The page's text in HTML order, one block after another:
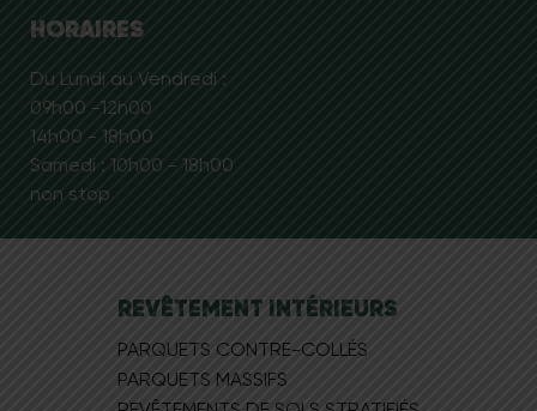
HORAIRES
Du Lundi au Vendredi :
09h00 -12h00
14h00 - 18h00
Samedi : 10h00 - 18h00
non stop
REVÊTEMENT INTÉRIEURS
PARQUETS CONTRE-COLLÉS
PARQUETS MASSIFS